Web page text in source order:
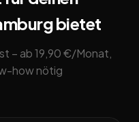
bietet
– ab 19,90 €/Monat,
how nötig